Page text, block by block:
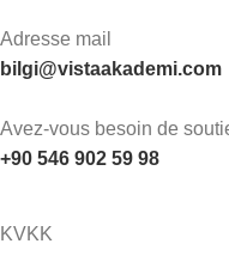
Adresse mail
bilgi@vistaakademi.com
Avez-vous besoin de
+90 546 902 59 98
KVKK